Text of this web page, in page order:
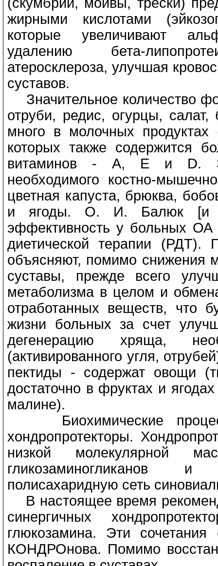
жирными кислотами
которые увеличивают
удалению бета-
атеросклероза, улучшая
суставов.
Значительное количество
отруби, редис, огурцы,
много в молочных
которых также содержится
витаминов - А, Е и D.
необходимого костно-
цветная капуста, брюква,
и ягоды. О. И. Балюк [и
эффективность у больных ОА
диетической терапии (РДТ).
объясняют, помимо снижения
суставы, прежде всего
метаболизма в целом и
отработанных веществ, что
жизни больных за счет
дегенерацию хряща,
(активированного угля,
пектиды - содержат овощи
достаточно в фруктах и
малине).
Биохимические
хондропротекторы.
низкой молекулярной
гликозаминогликанов и
полисахаридную сеть
В настоящее время
синергичных
глюкозамина. Эти
КОНДРОнова. Помимо